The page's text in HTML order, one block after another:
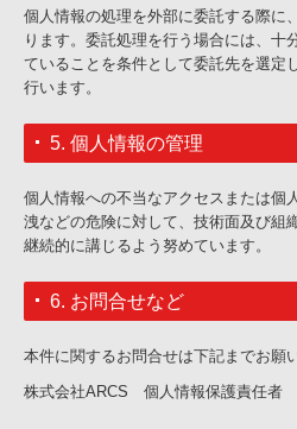
個人情報の処理を外部に委託する際に
ります。委託処理を行う場合には、十
ていることを条件として委託先を選定
行います。
5. 個人情報の管理
個人情報への不当なアクセスまたは個
洩などの危険に対して、技術面及び組
継続的に講じるよう努めています。
6. お問合せなど
本件に関するお問合せは下記までお願
株式会社ARCS 個人情報保護責任